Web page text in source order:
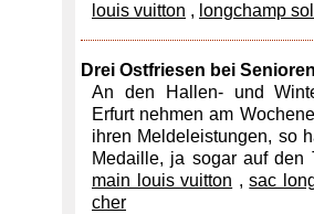
louis vuitton , longchamp
Drei Ostfriesen bei
An den Hallen- und
Erfurt nehmen am
ihren Meldeleistungen, so
Medaille, ja sogar auf den
main louis vuitton ,sac
cher